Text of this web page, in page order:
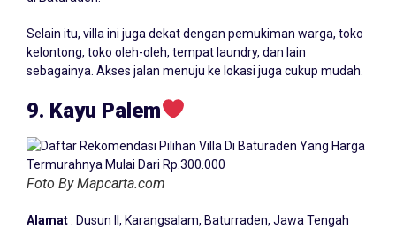
Selain itu, villa ini juga dekat dengan pemukiman warga, toko
kelontong, toko oleh-oleh, tempat laundry, dan lain
sebagainya. Akses jalan menuju ke lokasi juga cukup mudah.
9. Kayu Palem
Foto By Mapcarta.com
Alamat: Dusun II, Karangsalam, Baturraden, Jawa Tengah